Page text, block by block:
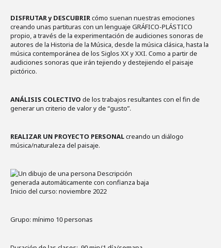
DISFRUTAR y DESCUBRIRcómo suenan nuestras emociones
creando unas partituras con un lenguaje GRÁFICO-PLÁSTICO
propio, a través de la experimentación de audiciones sonoras de
autores de la Historia de la Música, desde la música clásica, hasta la
música contemporánea de los Siglos XX y XXI. Como a partir de
audiciones sonoras que irán tejiendo y destejiendo el paisaje
pictórico.
ANÁLISIS COLECTIVO de los trabajos resultantes con el fin de
generar un criterio de valor y de “gusto”.
REALIZAR UN PROYECTO PERSONALcreando un diálogo
música/naturaleza del paisaje.
Inicio del curso: noviembre 2022
Grupo: mínimo 10 personas